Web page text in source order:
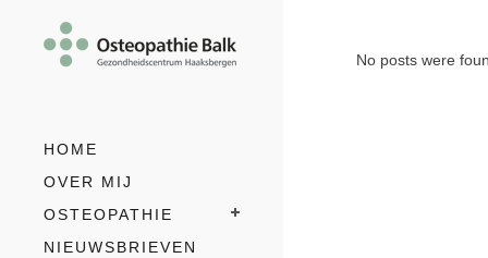
HOME
OVER MIJ
OSTEOPATHIE
NIEUWSBRIEVEN
No posts were